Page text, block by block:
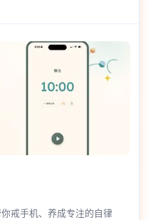
戒手机、养成专注的自律